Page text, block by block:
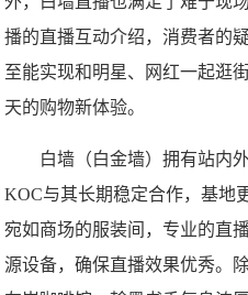
播的直播互动介绍，消费者的
至能实现和明星、网红一起逛
天的购物新体验。
白墙（白金墙）拥有站内外
KOC与其长期稳定合作，基地
宛如商场的服装间，专业的直
源设备，确保直播效果优秀。